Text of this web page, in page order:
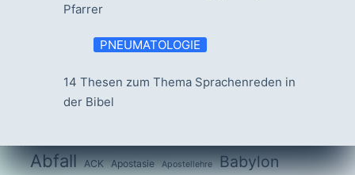
Pfarrer
PNEUMATOLOGIE
14 Thesen zum Thema Sprachenreden in
der Bibel
Abfall ACK Apostasie Apostellehre Babylon